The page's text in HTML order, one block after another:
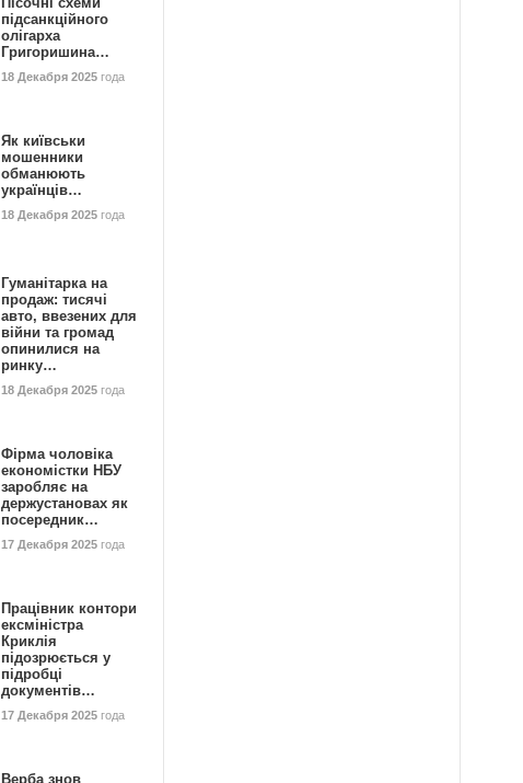
підсанкційного
олігарха
Григоришина…
18 Декабря 2025 года
Як київськи
мошенники
обманюють
українців…
18 Декабря 2025 года
Гуманітарка на
продаж: тисячі
авто, ввезених для
війни та громад
опинилися на
ринку…
18 Декабря 2025 года
Фірма чоловіка
економістки НБУ
заробляє на
держустановах як
посередник…
17 Декабря 2025 года
Працівник контори
ексміністра
Криклія
підозрюється у
підробці
документів…
17 Декабря 2025 года
Верба знов